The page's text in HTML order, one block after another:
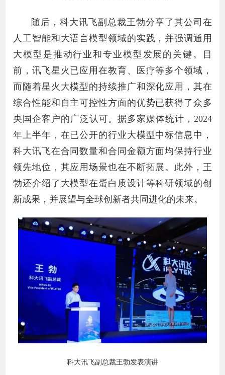
随后，科大讯飞副总裁王勃分享了其公司在
人工智能和大语言模型领域的实践，并强调通用
大模型是推动行业和专业模型发展的关键。目
前，讯飞星火已应用在教育、医疗等多个领域，
而随着星火大模型的持续推广和深化应用，其在
综合性能和自主可控性方面的优势已获得了众多
央国企客户的广泛认可。据多家媒体统计，2024
年上半年，在已公开的行业大模型中标信息中，
科大讯飞在合同数量和合同金额方面均保持行业
领先地位，其应用场景也在不断拓展。此外，王
勃还介绍了大模型在蛋白质设计等科研领域的创
新成果，并展望与全球创新者共同进化的未来。
科大讯飞副总裁王勃发表演讲